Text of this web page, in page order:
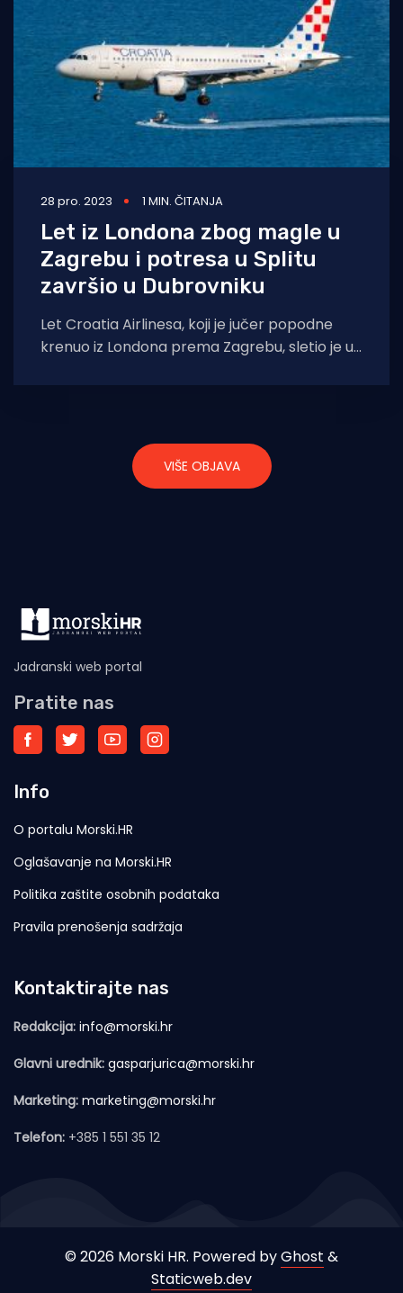
28 pro. 2023 1 MIN. ČITANJA
Let iz Londona zbog magle u
Zagrebu i potresa u Splitu
završio u Dubrovniku
Let Croatia Airlinesa, koji je jučer popodne
krenuo iz Londona prema Zagrebu, sletio je u
VIŠE OBJAVA
Jadranski web portal
Pratite nas
Info
O portalu Morski.HR
Oglašavanje na Morski.HR
Politika zaštite osobnih podataka
Pravila prenošenja sadržaja
Kontaktirajte nas
Redakcija: info@morski.hr
Glavni urednik: gasparjurica@morski.hr
Marketing: marketing@morski.hr
Telefon: +385 1 551 35 12
© 2026 Morski HR. Powered byGhost &
Staticweb.dev